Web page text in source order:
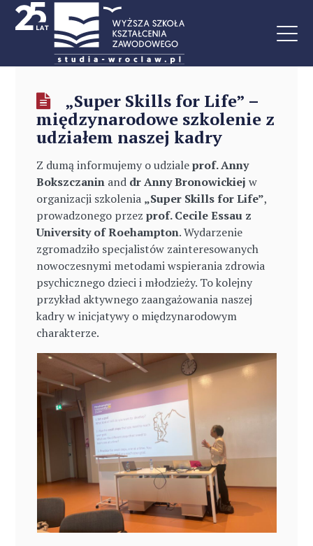
„Super Skills for Life” –
międzynarodowe szkolenie z
udziałem naszej kadry
Z dumą informujemy o udzialeprof. Anny
Bokszczanin and dr Anny Bronowickiej w
organizacji szkolenia „Super Skills for Life”,
prowadzonego przezprof. Cecile Essau z
University of Roehampton. Wydarzenie
zgromadziło specjalistów zainteresowanych
nowoczesnymi metodami wspierania zdrowia
psychicznego dzieci i młodzieży. To kolejny
przykład aktywnego zaangażowania naszej
kadry w inicjatywy o międzynarodowym
charakterze.